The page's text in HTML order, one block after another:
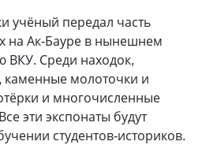
учёный передал часть
на Ак-Бауре в нынешнем
ВКУ. Среди находок,
каменные молоточки и
и многочисленные
эти экспонаты будут
студентов-историков.